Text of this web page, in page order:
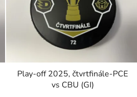
Play-off 2025, čtvrtfinále-PCE
vs CBU (GI)